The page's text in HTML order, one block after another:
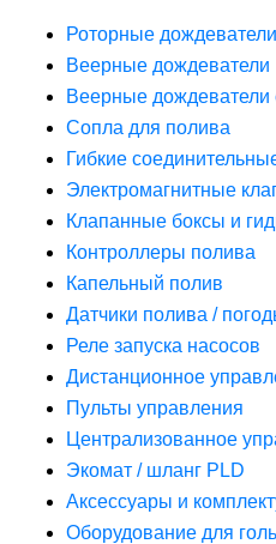
Роторные дождеватели
Веерные дождеватели
Веерные дождеватели
Сопла для полива
Гибкие
Электромагнитные
Клапанные боксы и
Контроллеры полива
Капельный полив
Датчики полива /
Реле запуска насосов
Дистанционное
Пульты управления
Централизованное
Экомат / шланг PLD
Аксессуары и
Оборудование для